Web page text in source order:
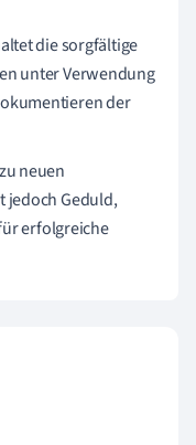
die sorgfältige
unter Verwendung
der
neuen
jedoch Geduld,
erfolgreiche